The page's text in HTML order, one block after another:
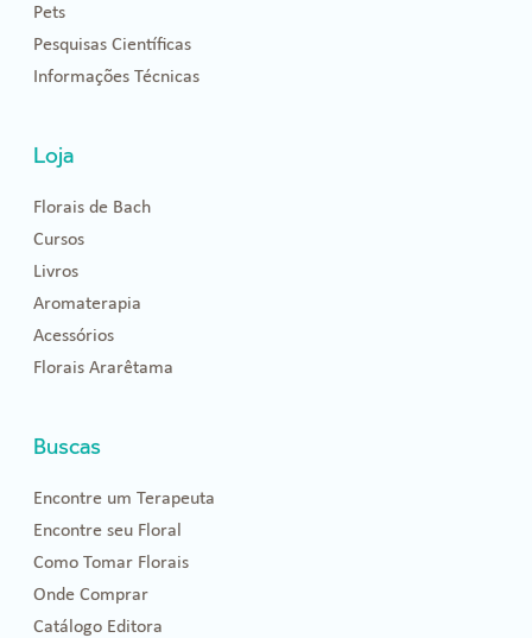
Pets
Pesquisas Científicas
Informações Técnicas
Loja
Florais de Bach
Cursos
Livros
Aromaterapia
Acessórios
Florais Ararêtama
Buscas
Encontre um Terapeuta
Encontre seu Floral
Como Tomar Florais
Onde Comprar
Catálogo Editora